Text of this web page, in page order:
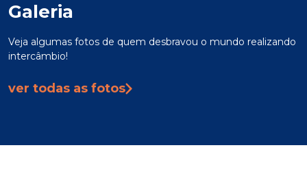
Galeria
Veja algumas fotos de quem desbravou o mundo realizando
intercâmbio!
ver todas as fotos